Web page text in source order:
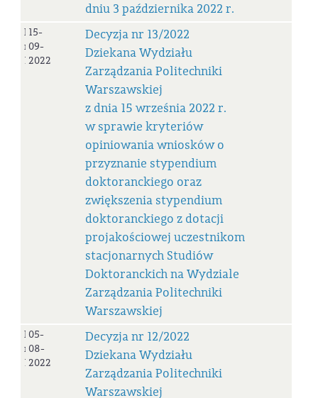
dniu 3 października 2022 r.
Decyzja
nr
13/2022
15-
09-
2022
Decyzja nr 13/2022
Dziekana Wydziału
Zarządzania Politechniki
Warszawskiej
z dnia 15 września 2022 r.
w sprawie kryteriów
opiniowania wniosków o
przyznanie stypendium
doktoranckiego oraz
zwiększenia stypendium
doktoranckiego z dotacji
projakościowej uczestnikom
stacjonarnych Studiów
Doktoranckich na Wydziale
Zarządzania Politechniki
Warszawskiej
Decyzja
nr
12/2022
05-
08-
2022
Decyzja nr 12/2022
Dziekana Wydziału
Zarządzania Politechniki
Warszawskiej